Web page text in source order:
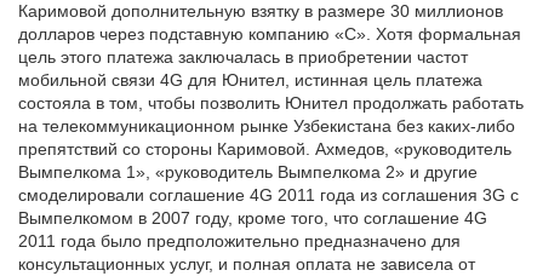
Каримовой дополнительную взятку в размере 30 миллионов
долларов через подставную компанию «C». Хотя формальная
цель этого платежа заключалась в приобретении частот
мобильной связи 4G для Юнител, истинная цель платежа
состояла в том, чтобы позволить Юнител продолжать работать
на телекоммуникационном рынке Узбекистана без каких-либо
препятствий со стороны Каримовой. Ахмедов, «руководитель
Вымпелкома 1», «руководитель Вымпелкома 2» и другие
смоделировали соглашение 4G 2011 года из соглашения 3G с
Вымпелкомом в 2007 году, кроме того, что соглашение 4G
2011 года было предположительно предназначено для
консультационных услуг, и полная оплата не зависела от